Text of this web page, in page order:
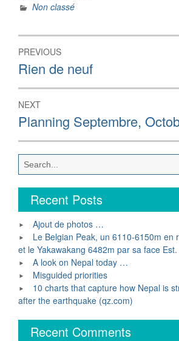
Non classé
Post
navigation
PREVIOUS
Previous
post:
Rien de neuf
NEXT
Next
post:
Planning Septembre,
Recent Posts
Ajout de photos …
Le Belgian Peak, un 6110-6150m en
et le Yakawakang 6482m par sa face Est.
A look on Nepal today …
Misguided priorities
10 charts that capture how Nepal is
after the earthquake (qz.com)
Recent Comments